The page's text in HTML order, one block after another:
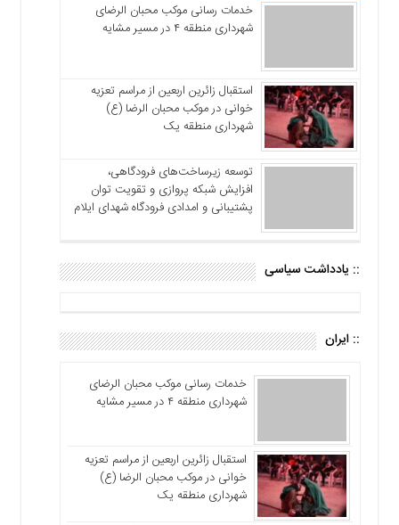
خدمات رسانی موکب محبان الرضای
شهرداری منطقه ۴ در مسیر مشایه
استقبال زائرین اربعین از مراسم تعزیه
خوانی در موکب محبان الرضا (ع)
شهرداری منطقه یک
توسعه زیرساخت‌های فرودگاهی،
افزایش شبکه پروازی و تقویت توان
پشتیبانی و امدادی فرودگاه شهدای ایلام
:: یادداشت سیاسی
:: ایران
خدمات رسانی موکب محبان الرضای
شهرداری منطقه ۴ در مسیر مشایه
استقبال زائرین اربعین از مراسم تعزیه
خوانی در موکب محبان الرضا (ع)
شهرداری منطقه یک